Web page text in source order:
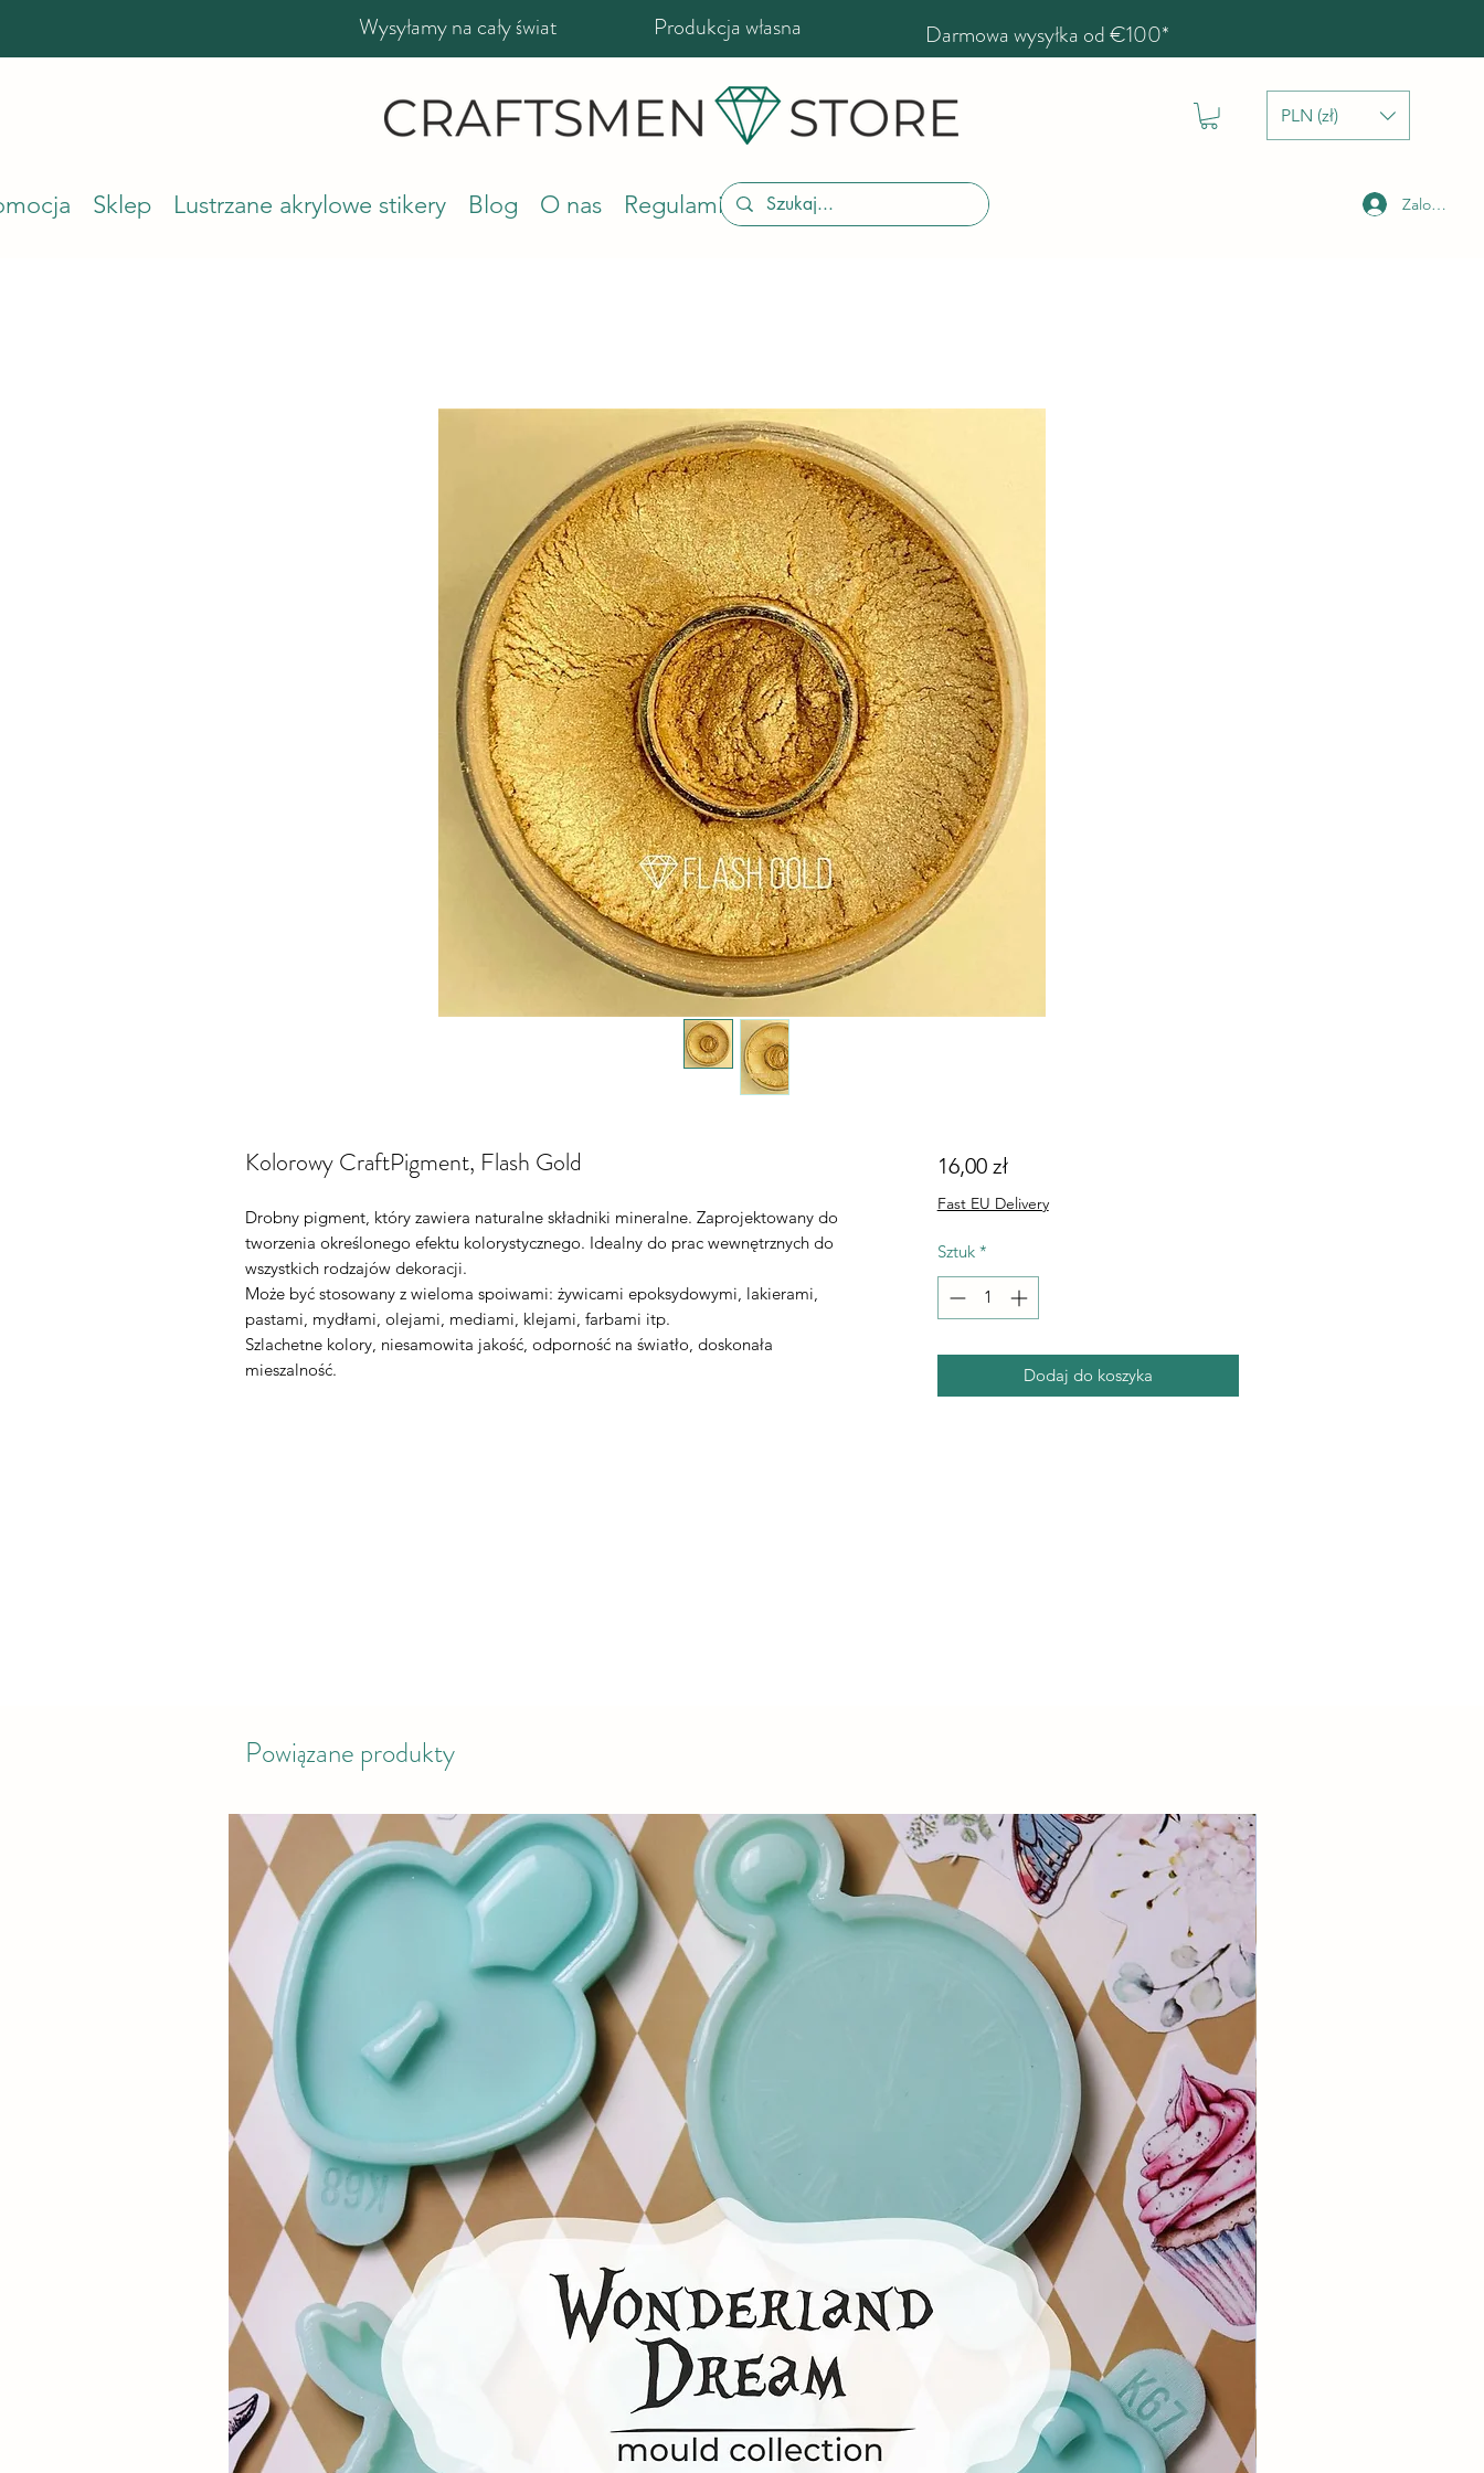
Wysyłamy na cały świat Produkcja własna Darmowa wysyłka od €100*
PLN (zł)
Sklep Lustrzane akrylowe stikery Blog O nas Regulamin sklepu Zaloguj się
Kolorowy CraftPigment, Flash Gold
Drobny pigment, który zawiera naturalne składniki mineralne. Zaprojektowany do
tworzenia określonego efektu kolorystycznego. Idealny do prac wewnętrznych do
wszystkich rodzajów dekoracji.
Może być stosowany z wieloma spoiwami: żywicami epoksydowymi, lakierami,
pastami, mydłami, olejami, mediami, klejami, farbami itp.
Szlachetne kolory, niesamowita jakość, odporność na światło, doskonała
mieszalność.
16,00 złCena
Fast EU Delivery
Sztuk *
Dodaj do koszyka
Powiązane produkty